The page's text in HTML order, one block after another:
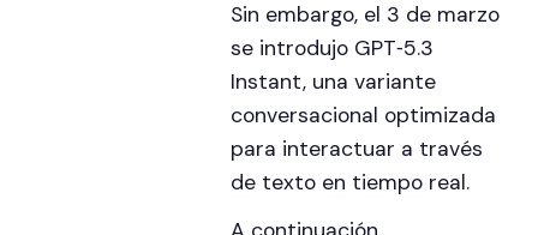
Sin embargo, el 3 de marzo
se introdujo GPT‑5.3
Instant, una variante
conversacional optimizada
para interactuar a través
de texto en tiempo real.